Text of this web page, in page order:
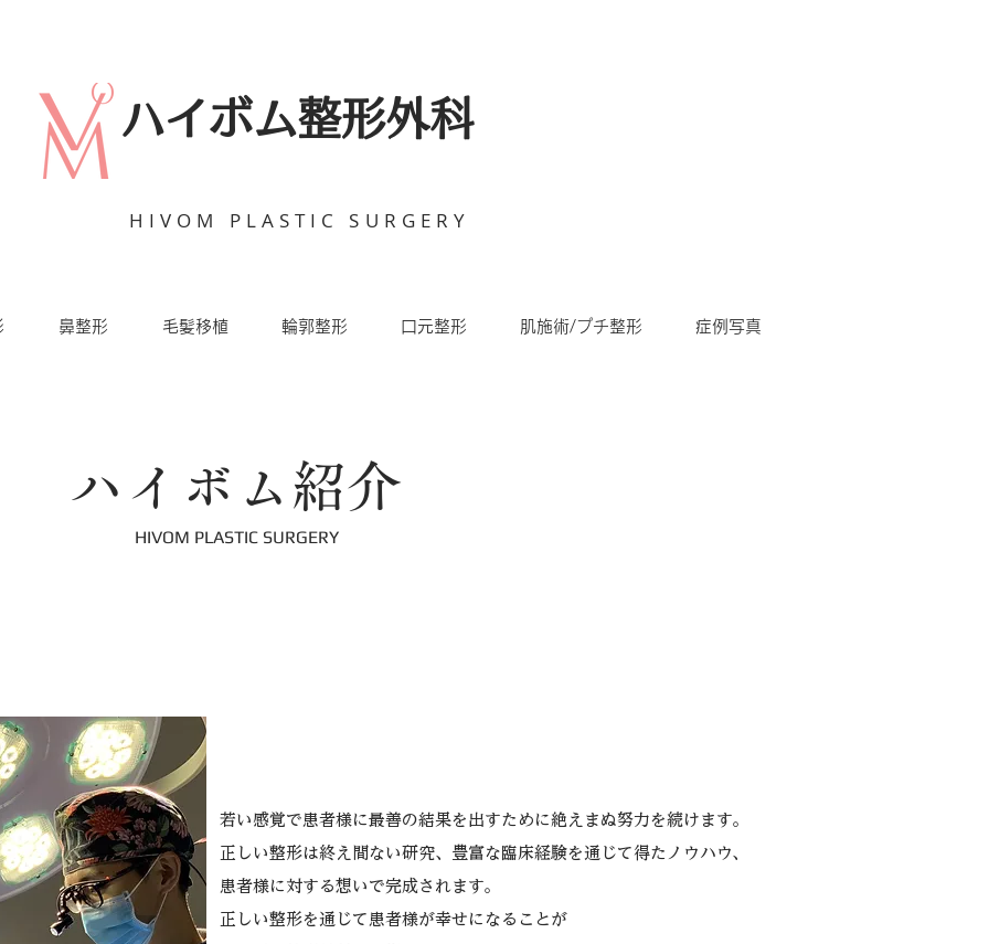
ハイボム整形外科
HIVOM PLASTIC SURGERY
鼻整形 毛髪移植 輪郭整形 口元整形 肌施術/プチ整形 症例写真
ハイボム紹介
HIVOM PLASTIC SURGERY
若い感覚で患者様に最善の結果を出すために絶えまぬ努力を続けます。
正しい整形は終え間ない研究、豊富な臨床経験を通じて得たノウハウ、
患者様に対する想いで完成されます。
正しい整形を通じて患者様が幸せになることが